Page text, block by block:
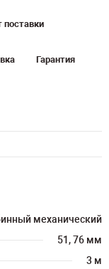
поставки
Гарантия
механический
51, 76 мм
3 м